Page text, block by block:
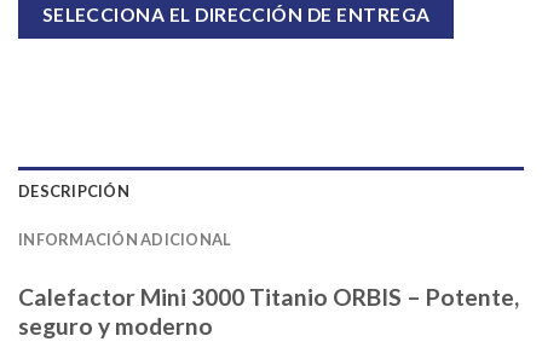
SELECCIONA EL DIRECCIÓN DE ENTREGA
DESCRIPCIÓN
INFORMACIÓN ADICIONAL
Calefactor Mini 3000 Titanio ORBIS – Potente,
seguro y moderno